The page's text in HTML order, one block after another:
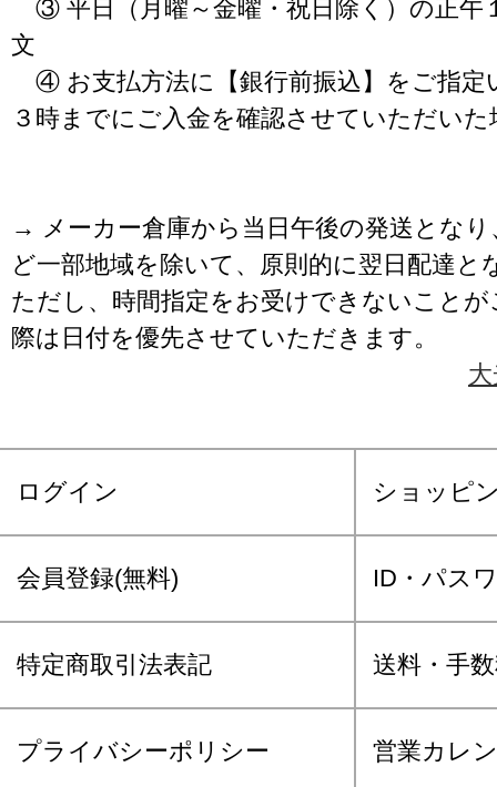
③ 平日（月曜～金曜・祝日除く）の正午
文
④ お支払方法に【銀行前振込】をご指定
３時までにご入金を確認させていただいた
→ メーカー倉庫から当日午後の発送となり
ど一部地域を除いて、原則的に翌日配達と
ただし、時間指定をお受けできないこと
際は日付を優先させていただきます。
ログイン ショッピ
会員登録(無料) ID・パス
特定商取引法表記 送料・手
プライバシーポリシー 営業カレ